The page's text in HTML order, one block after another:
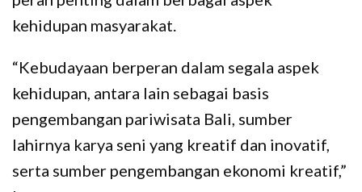
kehidupan masyarakat.
“Kebudayaan berperan dalam segala aspek
kehidupan, antara lain sebagai basis
pengembangan pariwisata Bali, sumber
lahirnya karya seni yang kreatif dan inovatif,
serta sumber pengembangan ekonomi kreatif,”